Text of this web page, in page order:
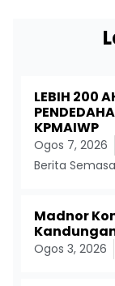
LEBIH 200
KPMAIWP
Ogos 7, 2026
Berita Semasa
Madnor
Ogos 3, 2026